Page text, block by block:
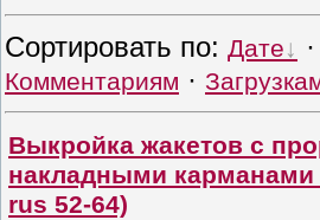
Сортировать по: Дате ·
Комментариям ·
Выкройка жакетов с
накладными
rus 52-64)